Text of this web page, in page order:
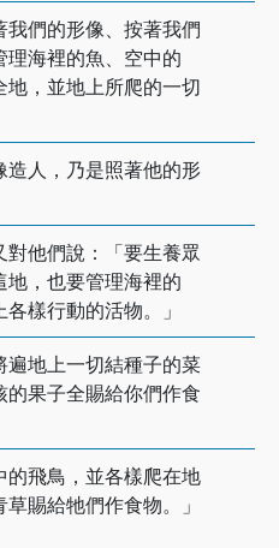
們的形像、按著我們
海裡的魚、空中的
，並地上所爬的一切
人，乃是照著他的形
他們說：「要生養眾
，也要管理海裡的
樣行動的活物。」
地上一切結種子的菜
果子全賜給你們作食
飛鳥，並各樣爬在地
賜給牠們作食物。」